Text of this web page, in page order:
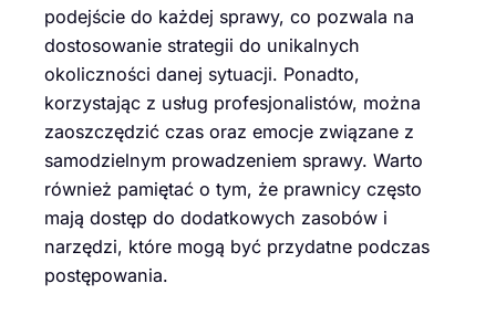
podejście do każdej sprawy, co pozwala na
dostosowanie strategii do unikalnych
okoliczności danej sytuacji. Ponadto,
korzystając z usług profesjonalistów, można
zaoszczędzić czas oraz emocje związane z
samodzielnym prowadzeniem sprawy. Warto
również pamiętać o tym, że prawnicy często
mają dostęp do dodatkowych zasobów i
narzędzi, które mogą być przydatne podczas
postępowania.